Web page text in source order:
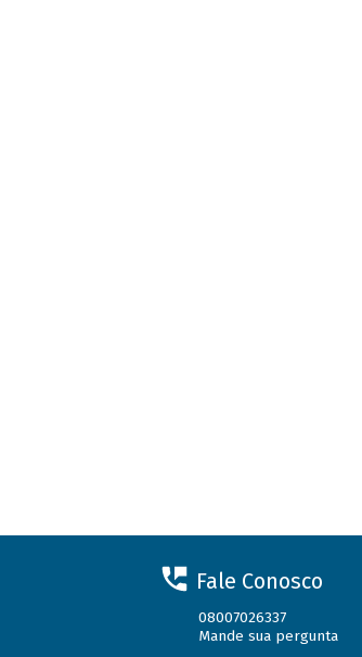
Fale Conosco
08007026337
Mande sua pergunta